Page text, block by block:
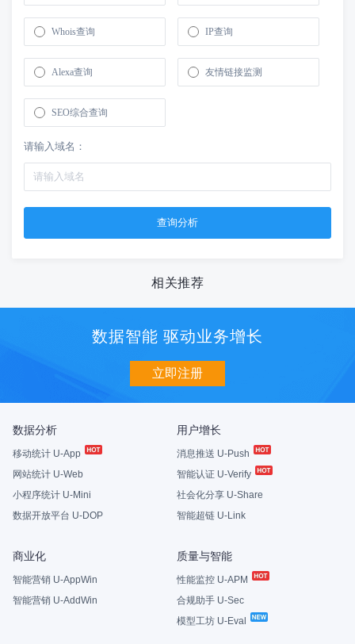
Whois查询 IP查询
Alexa查询 友情链接监测
SEO综合查询
请输入域名：
相关推荐
数据智能 驱动业务增长
立即注册
数据分析
移动统计 U-App
网站统计 U-Web
小程序统计 U-Mini
数据开放平台 U-DOP
用户增长
消息推送 U-Push
智能认证 U-Verify
社会化分享 U-Share
智能超链 U-Link
商业化
智能营销 U-AppWin
智能营销 U-AddWin
质量与智能
性能监控 U-APM
合规助手 U-Sec
模型工坊 U-Eval